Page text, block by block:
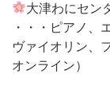
大津わにセン
・・・ピアノ、
ヴァイオリン、
オンライン）